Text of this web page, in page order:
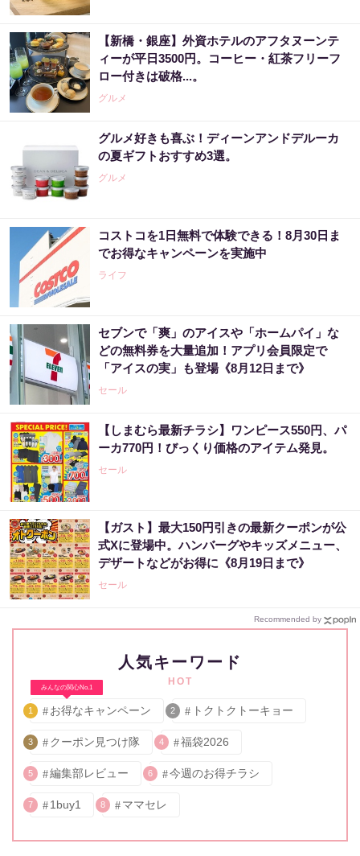
【新橋・銀座】外資ホテルのアフタヌーンテ
ィーが平日3500円。コーヒー・紅茶フリーフ
ロー付きは破格...。
グルメ
グルメ好きも喜ぶ！ディーンアンドデルーカ
の夏ギフトおすすめ3選。
グルメ
コストコを1日無料で体験できる！8月30日ま
でお得なキャンペーンを実施中
ライフ
セブンで「爽」のアイスや「ホームパイ」な
どの無料券を大量追加！アプリ会員限定で
「アイスの実」も登場《8月12日まで》
セール
【しまむら最新チラシ】ワンピース550円、パ
ーカ770円！びっくり価格のアイテム発見。
セール
【ガスト】最大150円引きの最新クーポンが公
式Xに登場中。ハンバーグやキッズメニュー、
デザートなどがお得に《8月19日まで》
セール
Recommended by
人気キーワード
HOT
みんなの関心No.1
1 お得なキャンペーン 2 トクトクトーキョー
3 クーポン見つけ隊 4 福袋2026
5 編集部レビュー 6 今週のお得チラシ
7 1buy1 8 ママセレ